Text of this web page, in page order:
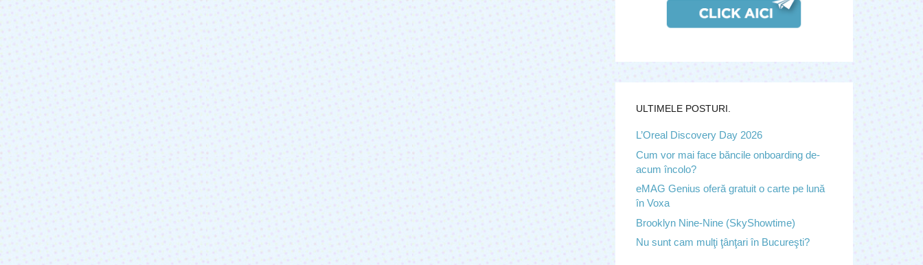
ULTIMELE POSTURI.
L’Oreal Discovery Day 2026
Cum vor mai face băncile onboarding de-
acum încolo?
eMAG Genius oferă gratuit o carte pe lună
în Voxa
Brooklyn Nine-Nine (SkyShowtime)
Nu sunt cam mulţi ţânţari în Bucureşti?